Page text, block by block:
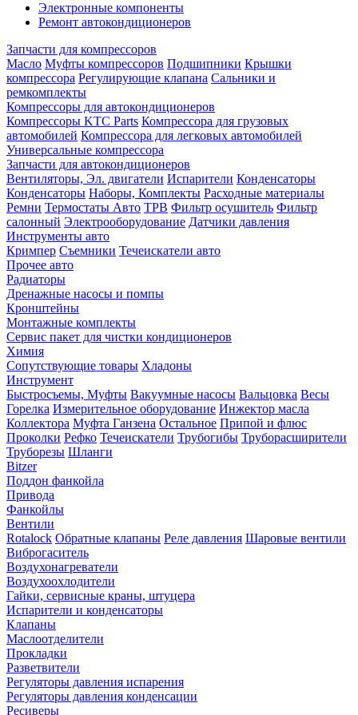
Электронные компоненты
Ремонт автокондиционеров
Запчасти для компрессоров
Масло Муфты компрессоров Подшипники Крышки
компрессора Регулирующие клапана Сальники и
ремкомплекты
Компрессоры для автокондиционеров
Компрессоры KTC Parts Компрессора для грузовых
автомобилей Компрессора для легковых автомобилей
Универсальные компрессора
Запчасти для автокондиционеров
Вентиляторы, Эл. двигатели Испарители Конденсаторы
Конденсаторы Наборы, Комплекты Расходные материалы
Ремни Термостаты Авто ТРВ Фильтр осушитель Фильтр
салонный Электрооборудование Датчики давления
Инструменты авто
Кримпер Съемники Течеискатели авто
Прочее авто
Радиаторы
Дренажные насосы и помпы
Кронштейны
Монтажные комплекты
Сервис пакет для чистки кондиционеров
Химия
Сопутствующие товары Хладоны
Инструмент
Быстросъемы, Муфты Вакуумные насосы Вальцовка Весы
Горелка Измерительное оборудование Инжектор масла
Коллектора Муфта Ганзена Остальное Припой и флюс
Проколки Рефко Течеискатели Трубогибы Труборасширители
Труборезы Шланги
Bitzer
Поддон фанкойла
Привода
Фанкойлы
Вентили
Rotalock Обратные клапаны Реле давления Шаровые вентили
Виброгаситель
Воздухонагреватели
Воздухоохлодители
Гайки, сервисные краны, штуцера
Испарители и конденсаторы
Клапаны
Маслоотделители
Прокладки
Разветвители
Регуляторы давления испарения
Регуляторы давления конденсации
Ресиверы